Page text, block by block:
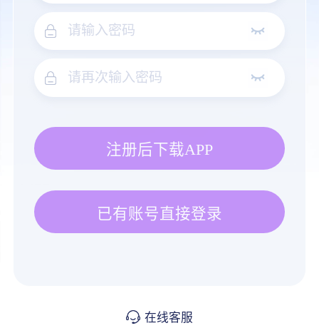
注册后下载APP
已有账号直接登录
在线客服